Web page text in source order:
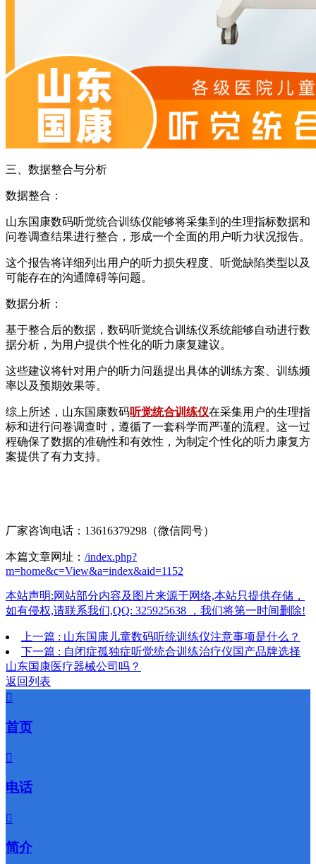
三、数据整合与分析
数据整合：
山东国康数码听觉统合训练仪能够将采集到的生理指标数据和
问卷调查结果进行整合，形成一个全面的用户听力状况报告。
这个报告将详细列出用户的听力损失程度、听觉缺陷类型以及
可能存在的沟通障碍等问题。
数据分析：
基于整合后的数据，数码听觉统合训练仪系统能够自动进行数
据分析，为用户提供个性化的听力康复建议。
这些建议将针对用户的听力问题提出具体的训练方案、训练频
率以及预期效果等。
综上所述，山东国康数码听觉统合训练仪在采集用户的生理指
标和进行问卷调查时，遵循了一套科学而严谨的流程。这一过
程确保了数据的准确性和有效性，为制定个性化的听力康复方
案提供了有力支持。
厂家咨询电话：13616379298（微信同号）
本篇文章网址： /index.php?
m=home&c=View&a=index&aid=1152
本站声明:网站部分内容及图片来源于网络,本站只提供存储，
如有侵权,请联系我们,QQ: 325925638 ，我们将第一时间删除!
上一篇 : 山东国康儿童数码听统训练仪注意事项是什么？
下一篇 : 自闭症孤独症听觉统合训练治疗仪国产品牌选择
山东国康医疗器械公司吗？
返回列表

首页

电话

简介